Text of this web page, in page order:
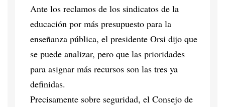
Ante los reclamos de los sindicatos de la
educación por más presupuesto para la
enseñanza pública, el presidente Orsi dijo que
se puede analizar, pero que las prioridades
para asignar más recursos son las tres ya
definidas.
Precisamente sobre seguridad, el Consejo de